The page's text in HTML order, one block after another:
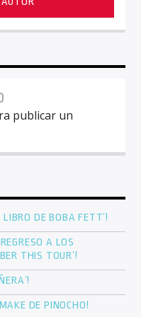
publicar un
LIBRO DE BOBA FETT’!
A LOS
THIS TOUR’!
DE PINOCHO!